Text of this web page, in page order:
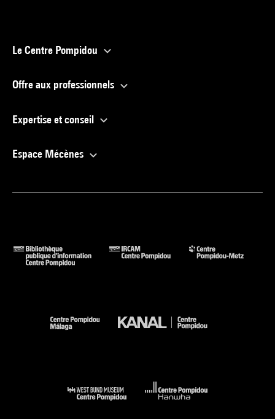
Le Centre Pompidou
Offre aux professionnels
Expertise et conseil
Espace Mécènes